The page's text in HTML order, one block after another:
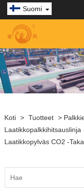
Suomi
Koti > Tuotteet >
Laatikkopalkkihitsauslinja
Laatikkopylväs CO2 -